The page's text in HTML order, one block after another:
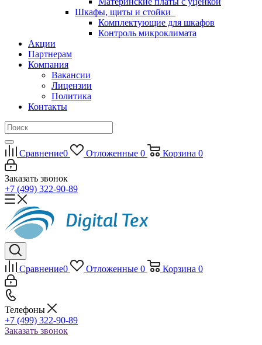
Шкафы, щиты и стойки
Комплектующие для шкафов
Контроль микроклимата
Акции
Партнерам
Компания
Вакансии
Лицензии
Политика
Контакты
Сравнение0 Отложенные 0 Корзина 0
Заказать звонок
+7 (499) 322-90-89
Сравнение0 Отложенные 0 Корзина 0
Телефоны
+7 (499) 322-90-89
Заказать звонок